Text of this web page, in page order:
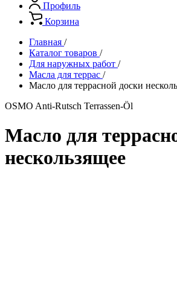
Профиль
Корзина
Главная /
Каталог товаров /
Для наружных работ /
Масла для террас /
Масло для террасной доски
OSMO Anti-Rutsch Terrassen-Öl
Масло для
нескользящее